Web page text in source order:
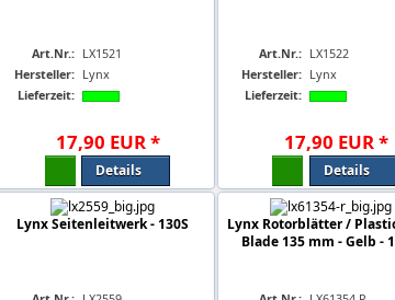
Art.Nr.: LX1521
Hersteller: Lynx
Lieferzeit:
17,90 EUR*
Details
Art.Nr.: LX1522
Hersteller: Lynx
Lieferzeit:
17,90 EUR*
Details
Lynx Seitenleitwerk - 130S
Lynx Rotorblätter /
Blade 135 mm - Gelb -